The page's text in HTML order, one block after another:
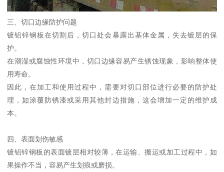
三、切口边缘防护问题
镀铝锌钢板在切割后，切口处会暴露出基体金属，失去镀层的保
护。
在潮湿或腐蚀性环境中，切口边缘容易产生锈蚀现象，影响整体使
用寿命。
因此，在加工和使用过程中，需要对切口部位进行必要的防护处
理，如涂覆防锈漆或采用其他封边措施，这会增加一定的维护成
本。
四、表面划伤敏感
镀铝锌钢板的表面镀层相对较薄，在运输、搬运或加工过程中，如
果操作不当，容易产生划痕或磨损。